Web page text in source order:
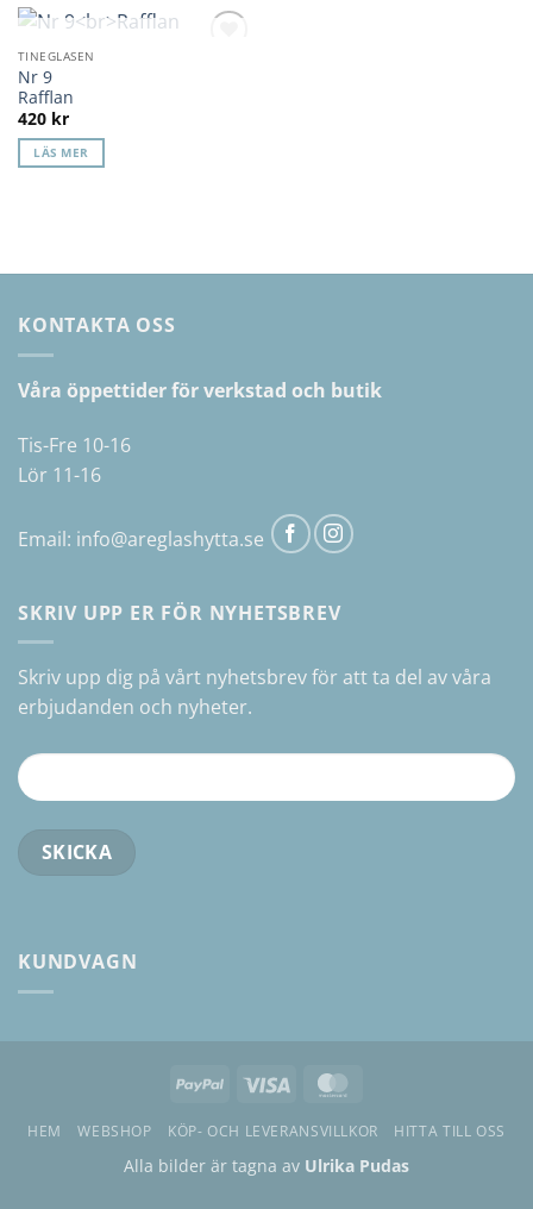
TINEGLASEN
Nr 9
Rafflan
420 kr
LÄS MER
KONTAKTA OSS
Våra öppettider för verkstad och butik
Tis-Fre 10-16
Lör 11-16
Email: info@areglashytta.se
SKRIV UPP ER FÖR NYHETSBREV
Skriv upp dig på vårt nyhetsbrev för att ta del av våra
erbjudanden och nyheter.
KUNDVAGN
PayPal Visa
HEM WEBSHOP KÖP- OCH LEVERANSVILLKOR HITTA TILL OSS
Alla bilder är tagna av Ulrika Pudas